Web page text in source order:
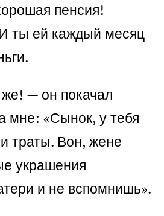
пенсия! —
ты ей каждый месяц
— он покачал
мне: «Сынок, у тебя
траты. Вон, жене
украшения
и не вспомнишь».